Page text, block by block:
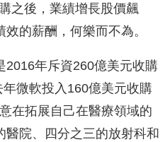
之後，業績增長股價飆
的薪酬，何樂而不為。
2016年斥資260億美元收購
微軟投入160億美元收購
在拓展自己在醫療領域的
院、四分之三的放射科和